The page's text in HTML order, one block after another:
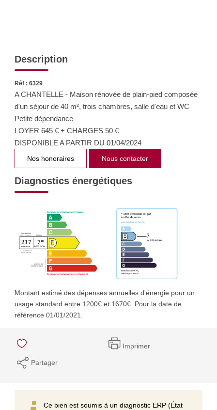
Description
Réf : 6329
A CHANTELLE - Maison rénovée de plain-pied composée
d'un séjour de 40 m², trois chambres, salle d'eau et WC
Petite dépendance
LOYER 645 € + CHARGES 50 €
DISPONIBLE A PARTIR DU 01/04/2024
Nos honoraires Nous contacter
Diagnostics énergétiques
Montant estimé des dépenses annuelles d'énergie pour un
usage standard entre 1200€ et 1670€. Pour la date de
référence 01/01/2021.
Imprimer
Partager
Ce bien est soumis à un diagnostic ERP (État